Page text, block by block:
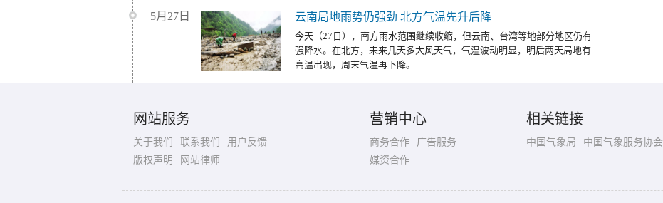
5月27日 云南局地雨势仍强劲 北方气温先升后降
今天（27日），南方雨水范围继续收缩，但云南、台湾等地部分地区仍有
强降水。在北方，未来几天多大风天气，气温波动明显，明后两天局地有
高温出现，周末气温再下降。
网站服务
关于我们 联系我们
用户反馈
版权声明
网站律师
营销中心
商务合作
广告服务
媒资合作
相关链接
中国气象局 中国气象服务协会